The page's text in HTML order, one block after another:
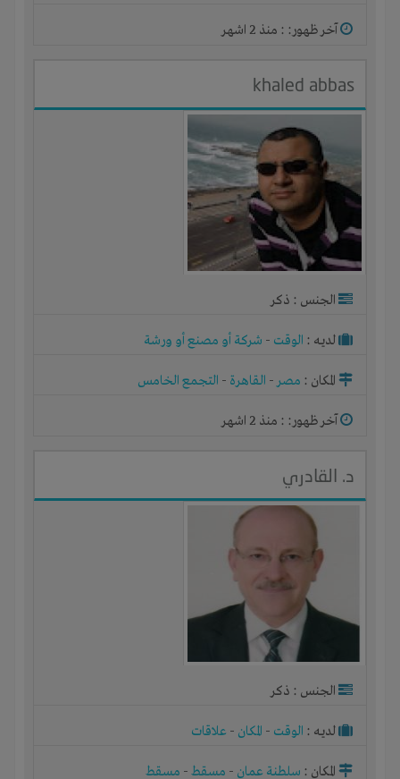
آخر ظهور: : منذ 2 اشهر
khaled abbas
الجنس : ذكر
لديـه : الوقت - شركة أو مصنع أو ورشة
المكان : مصر- القاهرة - التجمع الخامس
آخر ظهور: : منذ 2 اشهر
د. القادري
الجنس : ذكر
لديـه : الوقت - المكان - علاقات
المكان : سلطنة عمان - مسقط- مسقط